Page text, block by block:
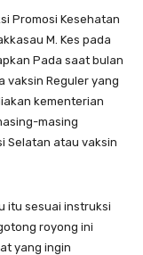
Promosi Kesehatan
M. Kes pada
Pada saat bulan
vaksin Reguler yang
kementerian
masing
Selatan atau vaksin
itu sesuai instruksi
royong ini
yang ingin